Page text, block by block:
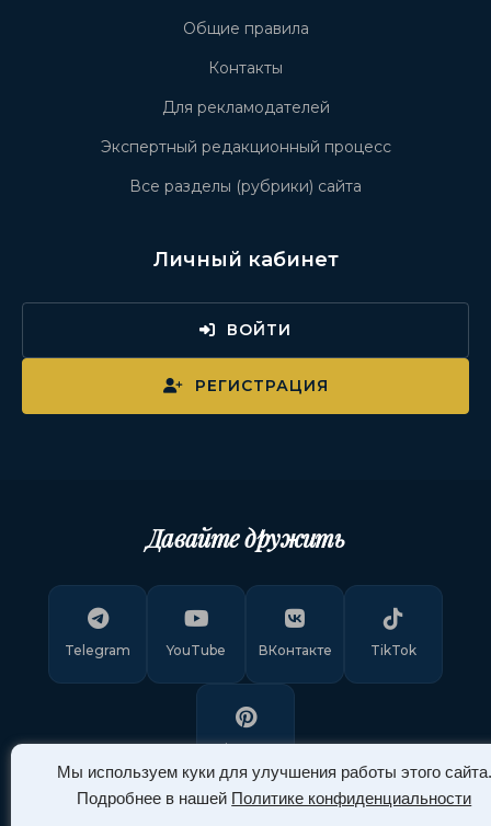
Мы используем куки для улучшения работы этого сайта.
Подробнее в нашей Политике конфиденциальности
Общие правила
Контакты
Для рекламодателей
Экспертный редакционный процесс
Все разделы (рубрики) сайта
Личный кабинет
ВОЙТИ
РЕГИСТРАЦИЯ
Давайте дружить
Telegram YouTube ВКонтакте TikTok
Pinterest